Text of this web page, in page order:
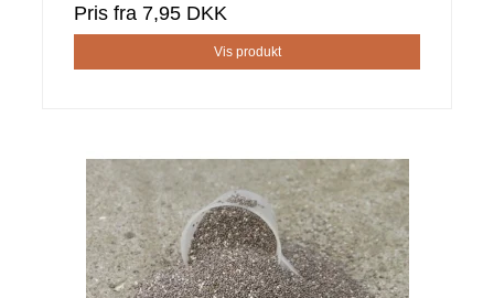
Pris fra 7,95 DKK
Vis produkt